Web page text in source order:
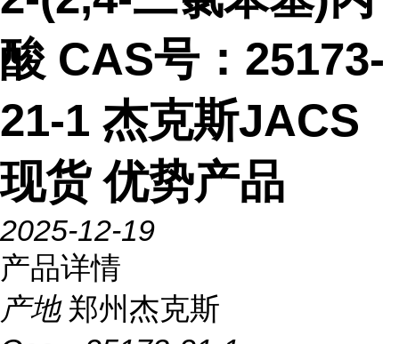
酸 CAS号：25173-
21-1 杰克斯JACS
现货 优势产品
2025-12-19
产品详情
产地 郑州杰克斯